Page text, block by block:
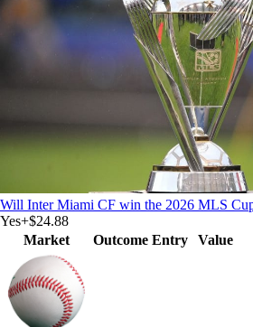
Will Inter Miami CF win the 2026 MLS
Yes+$24.88
Market
Outcome Entry Value